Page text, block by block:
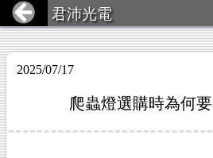
君沛光電
2025/07/17
爬蟲燈選購時為何